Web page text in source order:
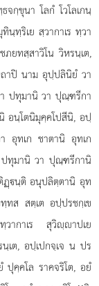
กฺขุนา โลกํ โวโลเกนฺ
นฺทฺริเย สฺวากาเร ทฺวา
ยทสฺสาวิโน วิหรนฺเต,
ถาปิ นาม อุปฺปลินิยํ วา
ปทุมานิ วา ปุณฺฑรีกา
อนฺโตนิมุคฺคโปสีนิ, อปฺ
อุทเก ชาตานิ อุทเก
ทุมานิ วา ปุณฺฑรีกานิ
ฏฺนฺติ อนุปลิตฺตานิ อุท
ทส สตฺเต อปฺปรชกฺเข
ากาเร สุวิฺาปเย
นฺเต, อปฺเปกจฺเจ น ปร
ปุคฺคโล ราคจริโต, อยํ